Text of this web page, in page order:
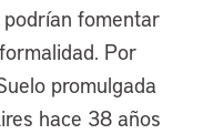
fomentar
Por
promulgada
hace 38 años